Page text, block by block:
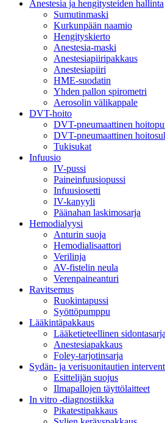
Anestesia ja hengitysteiden hallinta
Sumutinmaski
Kurkunpään naamio
Hengityskierto
Anestesia-maski
Anestesiapiiripakkaus
Anestesiapiiri
HME-suodatin
Yhden pallon spirometri
Aerosolin välikappale
DVT-hoito
DVT-pneumaattinen
DVT-pneumaattinen
Tukisukat
Infuusio
IV-pussi
Paineinfuusiopussi
Infuusiosetti
IV-kanyyli
Päänahan laskimosarja
Hemodialyysi
Anturin suoja
Hemodialisaattori
Verilinja
AV-fistelin neula
Verenpaineanturi
Ravitsemus
Ruokintapussi
Syöttöpumppu
Lääkintäpakkaus
Lääketieteellinen sidontasarja
Anestesiapakkaus
Foley-tarjotinsarja
Sydän- ja verisuonitautien
Esittelijän suojus
Ilmapallojen täyttölaitteet
In vitro -diagnostiikka
Pikatestipakkaus